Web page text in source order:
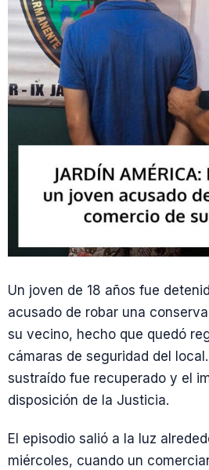
Un joven de 18 años fue
acusado de robar una
su vecino, hecho que quedó
cámaras de seguridad del
sustraído fue recuperado y el
disposición de la Justicia.
El episodio salió a la luz
miércoles, cuando un